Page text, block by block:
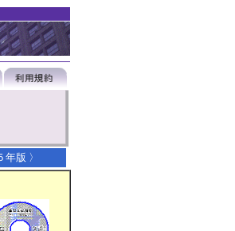
年版 〉